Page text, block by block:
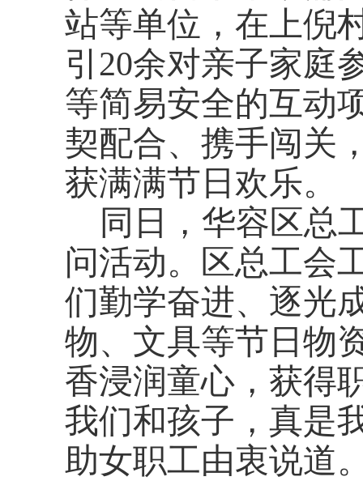
站等单位，在上倪
引20余对亲子家庭
等简易安全的互动
契配合、携手闯关
获满满节日欢乐。
同日，华容区总
问活动。区总工会
们勤学奋进、逐光
物、文具等节日物
香浸润童心，获得
我们和孩子，真是
助女职工由衷说道